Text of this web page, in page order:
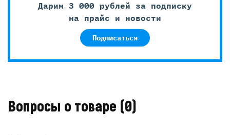
Дарим 3 000 рублей за подписку
на прайс и новости
Подписаться
Вопросы о товаре (0)